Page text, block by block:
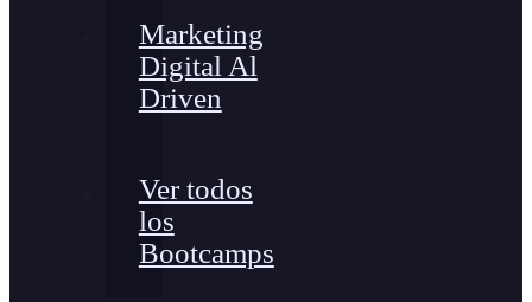
Marketing
Digital Al
Driven
Ver todos
los
Bootcamps